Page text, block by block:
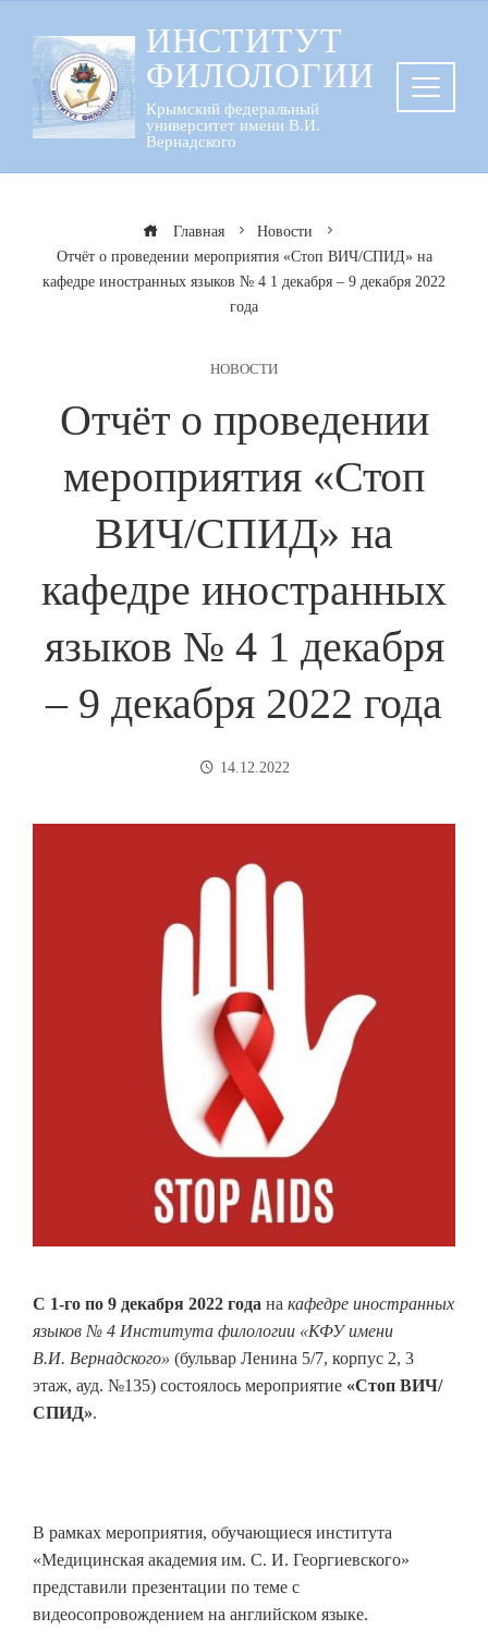
содержанию
ИНСТИТУТ
ФИЛОЛОГИИ
Крымский федеральный
университет имени В.И.
Вернадского
Главная
Новости
Отчёт о проведении мероприятия «Стоп ВИЧ/СПИД» на
кафедре иностранных языков № 4 1 декабря – 9 декабря 2022
года
НОВОСТИ
Отчёт о проведении
мероприятия «Стоп
ВИЧ/СПИД» на
кафедре иностранных
языков № 4 1 декабря
– 9 декабря 2022 года
14.12.2022
С 1-го по 9 декабря 2022 года на кафедре иностранных
языков № 4 Института филологии «КФУ имени
В.И. Вернадского» (бульвар Ленина 5/7, корпус 2, 3
этаж, ауд. №135) состоялось мероприятие «Стоп ВИЧ/
СПИД».
В рамках мероприятия, обучающиеся института
«Медицинская академия им. С. И. Георгиевского»
представили презентации по теме с
видеосопровождением на английском языке.